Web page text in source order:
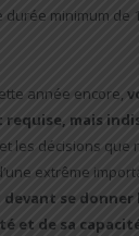
durée minimum de
année encore,
requise, mais
les décisions que
extrême
se donner
et de sa capacité